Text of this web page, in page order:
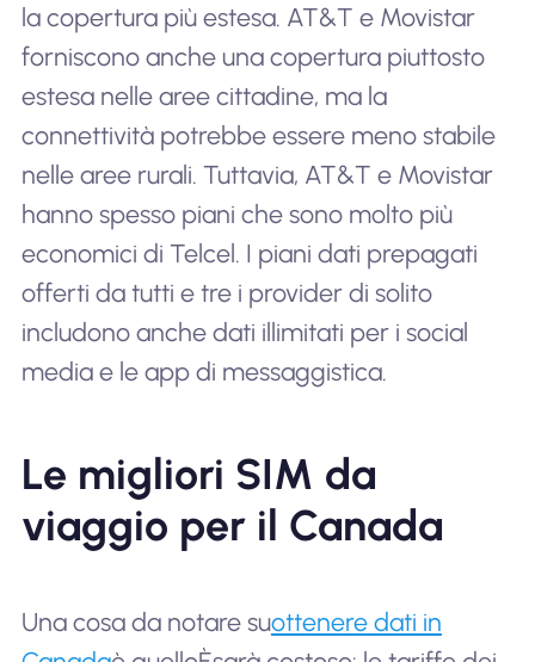
la copertura più estesa. AT&T e Movistar
forniscono anche una copertura piuttosto
estesa nelle aree cittadine, ma la
connettività potrebbe essere meno stabile
nelle aree rurali. Tuttavia, AT&T e Movistar
hanno spesso piani che sono molto più
economici di Telcel. I piani dati prepagati
offerti da tutti e tre i provider di solito
includono anche dati illimitati per i social
media e le app di messaggistica.
Le migliori SIM da
viaggio per il Canada
Una cosa da notare suottenere dati in